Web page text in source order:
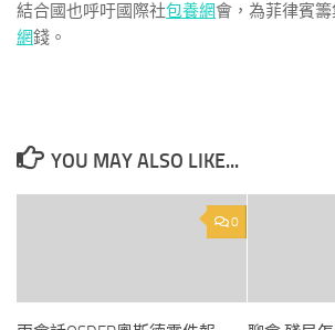
結合國也呼吁國際社包養網會，為菲律賓
網錢。
YOU MAY ALSO LIKE...
0